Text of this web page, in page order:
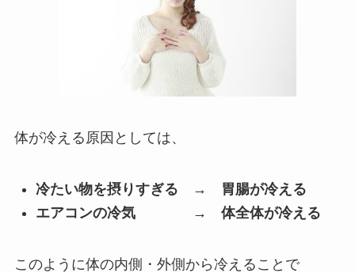
体が冷える原因としては、
冷たい物を摂りすぎる → 胃腸が冷える
エアコンの冷気 → 体全体が冷える
このように体の内側・外側から冷えることで